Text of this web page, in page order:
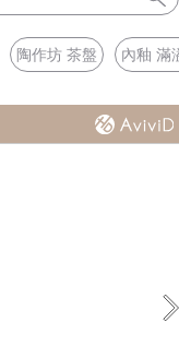
陶作坊 茶盤 內釉 滿